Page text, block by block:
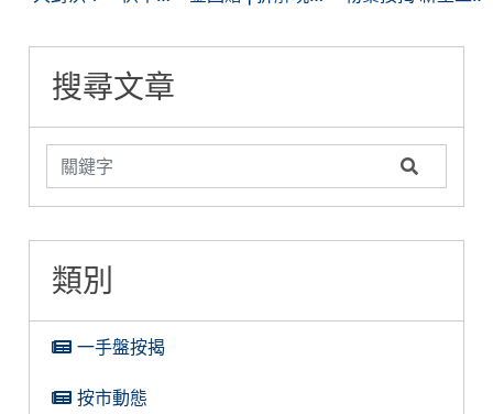
搜尋文章
類別
一手盤按揭
按市動態